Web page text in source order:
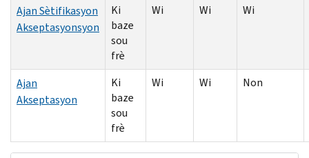
Ajan Sètifikasyon
Akseptasyonsyon
Ki
baze
sou
frè
Wi Wi Wi
Ajan
Akseptasyon
Ki
baze
sou
frè
Wi Wi Non